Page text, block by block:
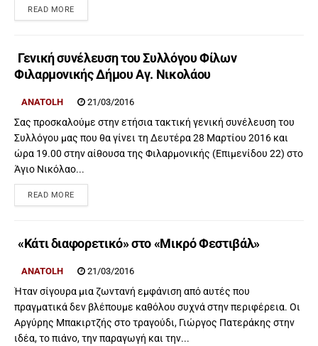
READ MORE
Γενική συνέλευση του Συλλόγου Φίλων
Φιλαρμονικής Δήμου Αγ. Νικολάου
ANATOLH 21/03/2016
Σας προσκαλούμε στην ετήσια τακτική γενική συνέλευση του
Συλλόγου μας που θα γίνει τη Δευτέρα 28 Μαρτίου 2016 και
ώρα 19.00 στην αίθουσα της Φιλαρμονικής (Επιμενίδου 22) στο
Άγιο Νικόλαο...
READ MORE
«Κάτι διαφορετικό» στο «Μικρό Φεστιβάλ»
ANATOLH 21/03/2016
Ήταν σίγουρα μια ζωντανή εμφάνιση από αυτές που
πραγματικά δεν βλέπουμε καθόλου συχνά στην περιφέρεια. Οι
Αργύρης Μπακιρτζής στο τραγούδι, Γιώργος Πατεράκης στην
ιδέα, το πιάνο, την παραγωγή και την...